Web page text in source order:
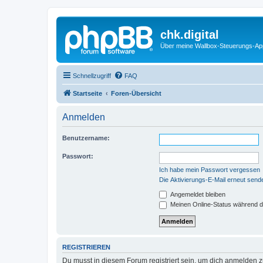
chk.digital
Über meine Wallbox-Steuerungs-
Schnellzugriff FAQ
Startseite Foren-Übersicht
Anmelden
Benutzername:
Passwort:
Ich habe mein Passwort vergessen
Die Aktivierungs-E-Mail erneut
Angemeldet bleiben
Meinen Online-Status während
REGISTRIEREN
Du musst in diesem Forum registriert sein, um dich